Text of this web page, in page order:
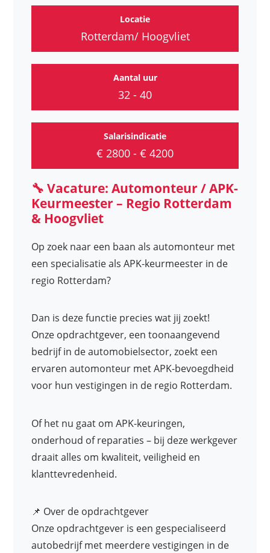
Locatie
Rotterdam/ Hoogvliet
Aantal uur
32 - 40
Salarisindicatie
€ 2800 - € 4200
🔧 Vacature: Automonteur / APK-
Keurmeester – Regio Rotterdam
& Hoogvliet
Op zoek naar een baan als automonteur met
een specialisatie als APK-keurmeester in de
regio Rotterdam?
Dan is deze functie precies wat jij zoekt!
Onze opdrachtgever, een toonaangevend
bedrijf in de automobielsector, zoekt een
ervaren automonteur met APK-bevoegdheid
voor hun vestigingen in de regio Rotterdam.
Of het nu gaat om APK-keuringen,
onderhoud of reparaties – bij deze werkgever
draait alles om kwaliteit, veiligheid en
klanttevredenheid.
📌 Over de opdrachtgever
Onze opdrachtgever is een gespecialiseerd
autobedrijf met meerdere vestigingen in de